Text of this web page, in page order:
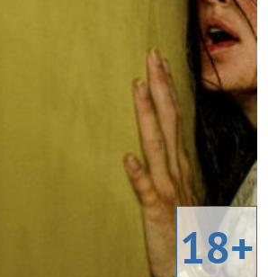
18+